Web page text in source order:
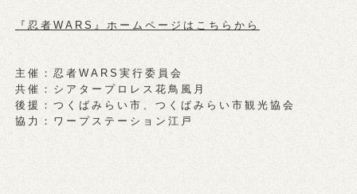
『忍者WARS』ホームページはこち らから
主催：忍者WARS実行委員会
共催：シアタープロレス花鳥風月
後援：つくばみらい市、つくばみらい市観光協会
協力：ワープステーション江戸